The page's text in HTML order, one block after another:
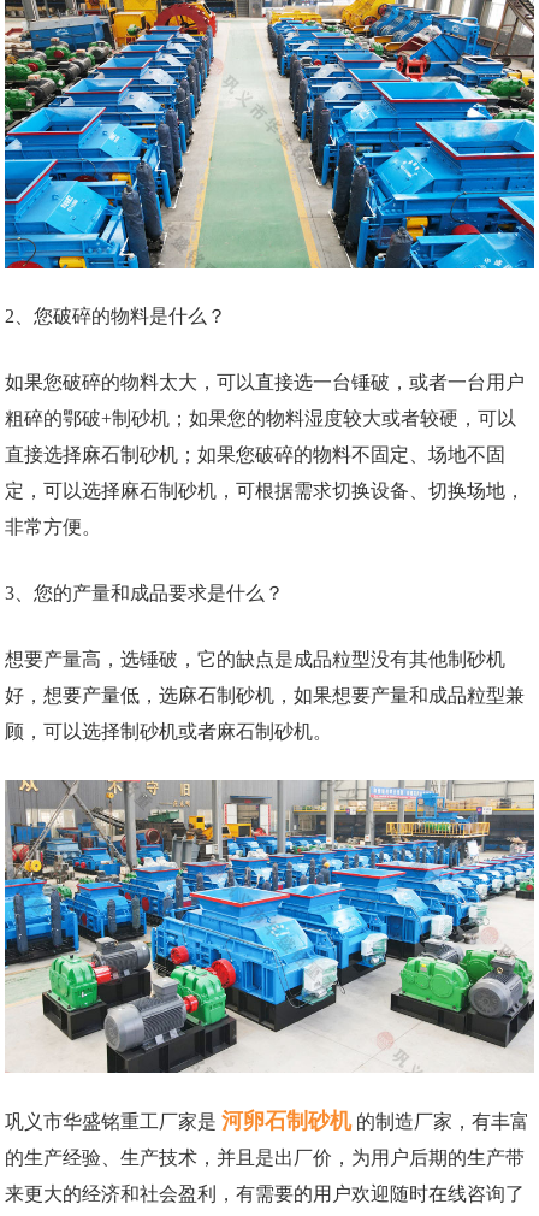
2、您破碎的物料是什么？
如果您破碎的物料太大，可以直接选一台锤破，或者一台用户
粗碎的鄂破+制砂机；如果您的物料湿度较大或者较硬，可以
直接选择麻石制砂机；如果您破碎的物料不固定、场地不固
定，可以选择麻石制砂机，可根据需求切换设备、切换场地，
非常方便。
3、您的产量和成品要求是什么？
想要产量高，选锤破，它的缺点是成品粒型没有其他制砂机
好，想要产量低，选麻石制砂机，如果想要产量和成品粒型兼
顾，可以选择制砂机或者麻石制砂机。
巩义市华盛铭重工厂家是 河卵石制砂机 的制造厂家，有丰富
的生产经验、生产技术，并且是出厂价，为用户后期的生产带
来更大的经济和社会盈利，有需要的用户欢迎随时在线咨询了